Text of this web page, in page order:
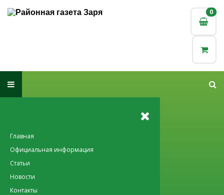
0
0
Главная
Официальная информация
Статьи
Новости
Контакты